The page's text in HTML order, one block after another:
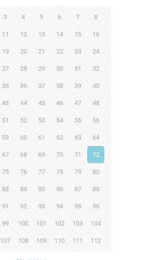
3 4 5 6 7 8
11 12 13 14 15 16
19 20 21 22 23 24
27 28 29 30 31 32
35 36 37 38 39 40
43 44 45 46 47 48
51 52 53 54 55 56
59 60 61 62 63 64
67 68 69 70 71 72
75 76 77 78 79 80
83 84 85 86 87 88
91 92 93 94 95 96
99 100 101 102 103 104
107 108 109 110 111 112